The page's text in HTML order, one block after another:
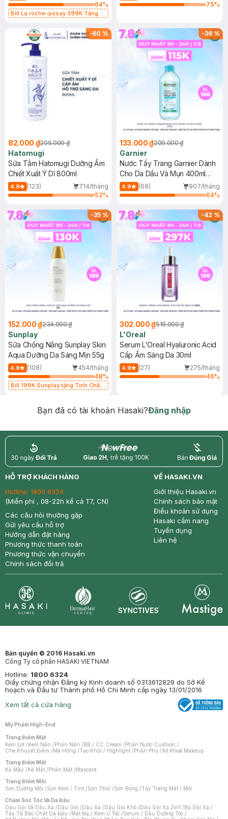
64%
Bill La roche-posay 399K Tặng
(SL có hạn)
75%
-60 %
82.000 ₫205.000 ₫
Hatomugi
Sữa Tắm Hatomugi Dưỡng Ẩm
Chiết Xuất Ý Dĩ 800ml
4.9 (123)
714/tháng
52%
-36%
133.000 ₫209.000 ₫
Garnier
Nước Tẩy Trang Garnier Dành
Cho Da Dầu Và Mụn 400ml
(Mới)
4.9 (69)
907/tháng
64%
-35%
152.000 ₫234.000 ₫
Sunplay
Sữa Chống Nắng Sunplay Skin
Aqua Dưỡng Da Sáng Mịn 55g
4.9 (108)
454/tháng
48%
Bill 199K Sunplay tặng Tinh Chất
-42%
302.000 ₫519.000 ₫
L'Oreal
Serum L'Oreal Hyaluronic Acid
Cấp Ẩm Sáng Da 30ml
4.9 (27)
275/tháng
46%
Bạn đã có tài khoản Hasaki?Đăng nhập
return nowfree price
HỖ TRỢ KHÁCH HÀNG
Hotline: 1800 6324
(Miễn phí , 08-22h kể cả T7, CN)
Các câu hỏi thường gặp
Gửi yêu cầu hỗ trợ
Hướng dẫn đặt hàng
Phương thức thanh toán
Phương thức vận chuyển
Chính sách đổi trả
VỀ HASAKI.VN
Giới thiệu Hasaki.vn
Chính sách bảo mật
Điều khoản sử dụng
Hasaki cẩm nang
Tuyển dụng
Liên hệ
Bản quyền © 2016 Hasaki.vn
Công Ty cổ phần HASAKI VIETNAM
Hotline: 1800 6324
Giấy chứng nhận Đăng ký Kinh doanh số 0313612829 do Sở Kế
hoạch và Đầu tư Thành phố Hồ Chí Minh cấp ngày 13/01/2016
Xem tất cả cửa hàng
Mỹ Phẩm High-End
Trang Điểm Mặt
Kem Lót /Kem Nền /Phấn Nền /BB / CC Cream /Phấn Nước Cushion /
Che Khuyết Điểm /Má Hồng /Tạo Khối / Highlight /Phấn Phủ /Xịt Khoá Makeup
Trang Điểm Mắt
Kẻ Mày /Kẻ Mắt /Phấn Mắt /Mascara
Trang Điểm Môi
Son Dưỡng Môi /Son Kem / Tint /Son Thỏi /Son Bóng /Tẩy Trang Mắt / Môi
Chăm Sóc Tóc Và Da Đầu
Dầu Gội Và Dầu Xả /Dầu Gội /Dầu Xả /Dầu Gội Khô /Dầu Gội Xả 2in1 /Bộ Gội Xả /
Tẩy Tế Bào Chết Da Đầu /Mặt Nạ / Kem Ủ Tóc /Serum / Dầu Dưỡng Tóc /